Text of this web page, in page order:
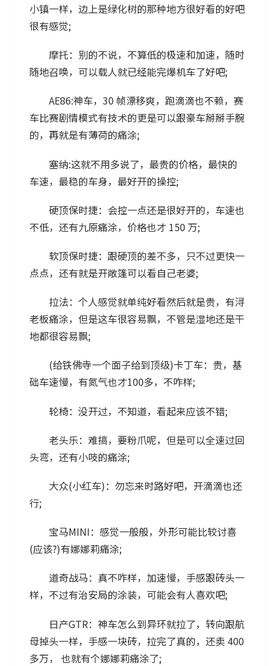
小镇一样，边上是绿化树的那种地方很好看的好吧
很有感觉;
摩托：别的不说，不算低的极速和加速，随时
随地召唤，可以载人就已经能完爆机车了好吧;
AE86:神车，30 帧漂移爽，跑滴滴也不赖，赛
车比赛剧情模式有技术的更是可以跟豪车掰掰手腕
的，再就是有薄荷的痛涂;
塞纳:这就不用多说了，最贵的价格，最快的
车速，最稳的车身，最好开的操控;
硬顶保时捷：会控一点还是很好开的，车速也
不低，还有九原痛涂，价格也才 150 万;
软顶保时捷：跟硬顶的差不多，只不过更快一
点点，还有就是开敞篷可以看自己老婆;
拉法：个人感觉就单纯好看然后就是贵，有浔
老板痛涂，但是这车很容易飘，不管是湿地还是干
地都很容易飘;
(给铁佛寺一个面子给到顶级)卡丁车：贵，基
础车速慢，有氮气也才100多，不咋样;
轮椅：没开过，不知道，看起来应该不错;
老头乐：难搞，要粉爪呢，但是可以全速过回
头弯，还有小吱的痛涂;
大众(小红车)：勿忘来时路好吧，开滴滴也还
行;
宝马MINI：感觉一般般，外形可能比较讨喜
(应该?)有娜娜莉痛涂;
道奇战马：真不咋样，加速慢，手感跟砖头一
样，不过有治安局的涂装，可能会有人喜欢吧;
日产GTR：神车怎么到异环就拉了，转向跟航
母掉头一样，手感一块砖，拉完了真的，还卖 400
多万， 也就有个娜娜莉痛涂了;